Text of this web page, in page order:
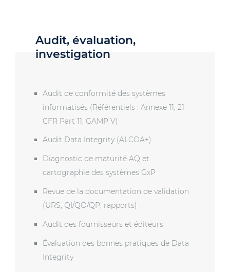
Audit, évaluation,
investigation
Audit de conformité des systèmes
informatisés (Référentiels : Annexe 11, 21
CFR Part 11, GAMP V)
Audit Data Integrity (ALCOA+)
Diagnostic de maturité AQ et
cartographie des systèmes GxP
Revue de la documentation de validation
(URS, QI/QO/QP, rapports)
Audit des fournisseurs et éditeurs
Évaluation des bonnes pratiques de Data
Integrity